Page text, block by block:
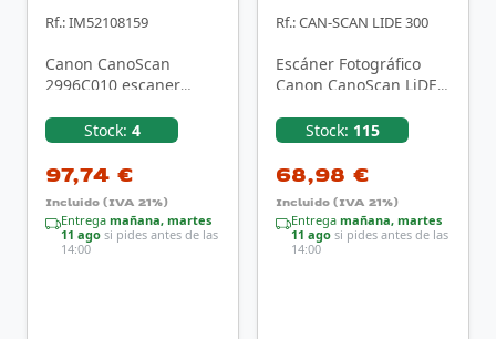
Rf.: IM52108159
Canon CanoScan
2996C010 escaner
4800 x 4800 DPI A4
Negro
Stock: 4
97,74 €
Incluido (IVA 21%)
Entrega mañana, martes
11 ago si pides antes de las
14:00
Rf.: CAN-SCAN LIDE 300
Escáner Fotográfico
Canon CanoScan LiDE
Stock: 115
68,98 €
Incluido (IVA 21%)
Entrega mañana, martes
11 ago si pides antes de las
14:00